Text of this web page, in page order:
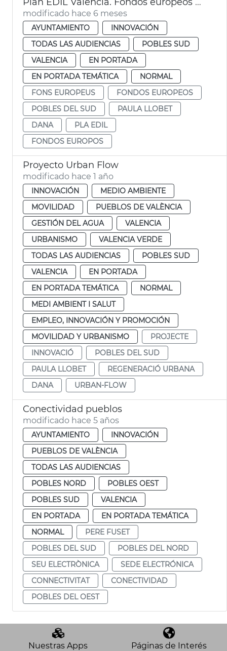
modificado hace 6 meses
AYUNTAMIENTO
INNOVACIÓN
TODAS LAS AUDIENCIAS
POBLES SUD
VALENCIA
EN PORTADA
EN PORTADA TEMÁTICA
NORMAL
FONS EUROPEUS
FONDOS EUROPEOS
POBLES DEL SUD
PAULA LLOBET
DANA
PLA EDIL
FONDOS EUROPOS
Proyecto Urban Flow
modificado hace 1 año
INNOVACIÓN
MEDIO AMBIENTE
MOVILIDAD
PUEBLOS DE VALÈNCIA
GESTIÓN DEL AGUA
VALENCIA
URBANISMO
VALENCIA VERDE
TODAS LAS AUDIENCIAS
POBLES SUD
VALENCIA
EN PORTADA
EN PORTADA TEMÁTICA
NORMAL
MEDI AMBIENT I SALUT
EMPLEO, INNOVACIÓN Y PROMOCIÓN
MOVILIDAD Y URBANISMO
PROJECTE
INNOVACIÓ
POBLES DEL SUD
PAULA LLOBET
REGENERACIÓ URBANA
DANA
URBAN-FLOW
Conectividad pueblos
modificado hace 5 años
AYUNTAMIENTO
INNOVACIÓN
PUEBLOS DE VALÈNCIA
TODAS LAS AUDIENCIAS
POBLES NORD
POBLES OEST
POBLES SUD
VALENCIA
EN PORTADA
EN PORTADA TEMÁTICA
NORMAL
PERE FUSET
POBLES DEL SUD
POBLES DEL NORD
SEU ELECTRÒNICA
SEDE ELECTRÓNICA
CONNECTIVITAT
CONECTIVIDAD
POBLES DEL OEST
Nuestras Apps Páginas de Interés